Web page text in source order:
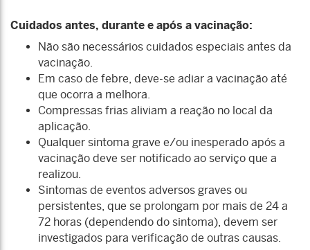
Cuidados antes, durante e após a vacinação:
Não são necessários cuidados especiais antes da
vacinação.
Em caso de febre, deve-se adiar a vacinação até
que ocorra a melhora.
Compressas frias aliviam a reação no local da
aplicação.
Qualquer sintoma grave e/ou inesperado após a
vacinação deve ser notificado ao serviço que a
realizou.
Sintomas de eventos adversos graves ou
persistentes, que se prolongam por mais de 24 a
72 horas (dependendo do sintoma), devem ser
investigados para verificação de outras causas.